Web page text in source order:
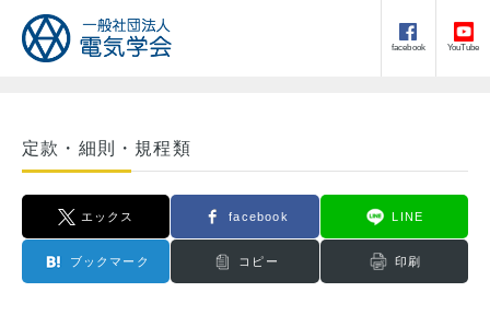
facebook YouTube
定款・細則・規程類
エックス facebook LINE
ブックマーク コピー 印刷